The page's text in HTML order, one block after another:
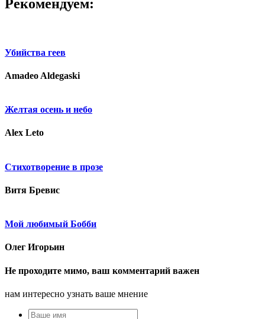
Рекомендуем:
Убийства геев
Amadeo Aldegaski
Желтая осень и небо
Alex Leto
Стихотворение в прозе
Витя Бревис
Мой любимый Бобби
Олег Игорьин
Не проходите мимо, ваш комментарий важен
нам интересно узнать ваше мнение